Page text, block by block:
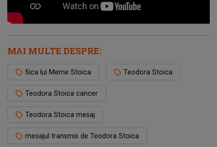
MAI MULTE DESPRE:
fiica lui Meme Stoica Teodora Stoica
Teodora Stoica cancer
Teodora Stoica mesaj
mesajul transmis de Teodora Stoica